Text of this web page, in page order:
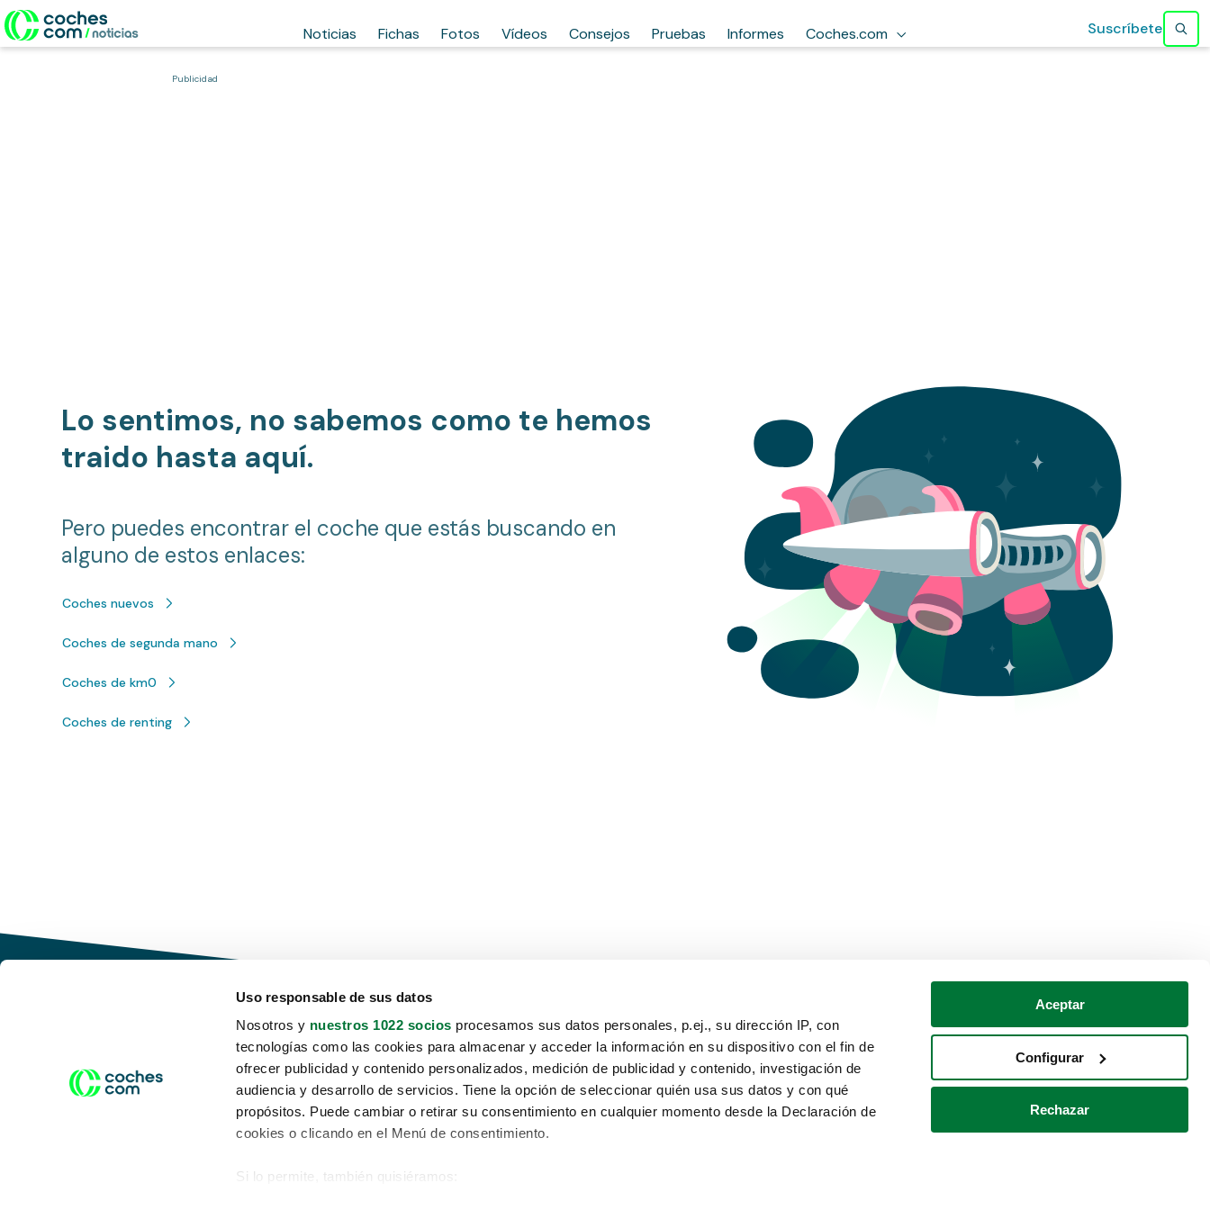
Uso responsable de sus datos
Nosotros y nuestros 1022 socios procesamos sus datos personales, p.ej., su dirección IP, con
tecnologías como las cookies para almacenar y acceder la información en su dispositivo con el fin de
ofrecer publicidad y contenido personalizados, medición de publicidad y contenido, investigación de
audiencia y desarrollo de servicios. Tiene la opción de seleccionar quién usa sus datos y con qué
propósitos. Puede cambiar o retirar su consentimiento en cualquier momento desde la Declaración de
cookies o clicando en el Menú de consentimiento.
Si lo permite, también quisiéramos:
Aceptar
Configurar
Rechazar
Noticias Fichas Fotos Vídeos Consejos Pruebas Informes Coches.com Suscríbete
Publicidad
Lo sentimos, no sabemos como te hemos
traido hasta aquí.
Pero puedes encontrar el coche que estás buscando en
alguno de estos enlaces:
Coches nuevos
Coches de segunda mano
Coches de km0
Coches de renting
Conduce tu futuro,
desata tu movilidad